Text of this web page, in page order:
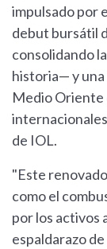
impulsado por
debut bursátil
consolidando
historia— y
Medio Oriente
de IOL.
"Este
como el
por los activos
espaldarazo